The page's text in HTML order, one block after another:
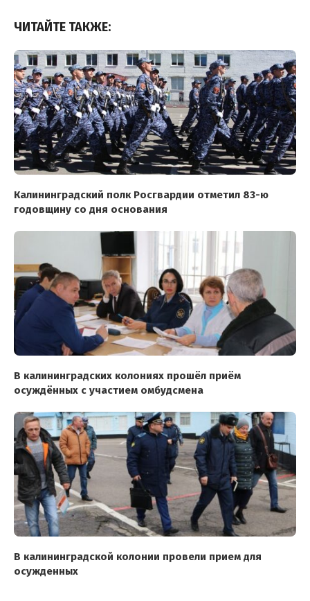
ЧИТАЙТЕ ТАКЖЕ:
Калининградский полк Росгвардии отметил 83-ю
годовщину со дня основания
В калининградских колониях прошёл приём
осуждённых с участием омбудсмена
В калининградской колонии провели прием для
осужденных